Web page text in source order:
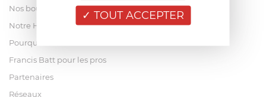
Nos boutiques
Notre Histoire
Pourquoi acheter chez Francis Batt ?
Francis Batt pour les pros
Partenaires
Réseaux
TOUT ACCEPTER